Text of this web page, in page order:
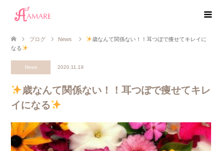
ブログ News
歳なんて関係ない！！耳つぼで痩せてキレイに
なる
News 2020.11.19
歳なんて関係ない！！耳つぼで痩せてキレ
イになる